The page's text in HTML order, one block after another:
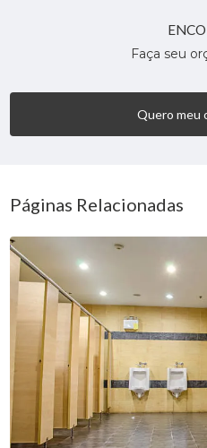
Faça seu
Quero meu
Páginas Relacionadas